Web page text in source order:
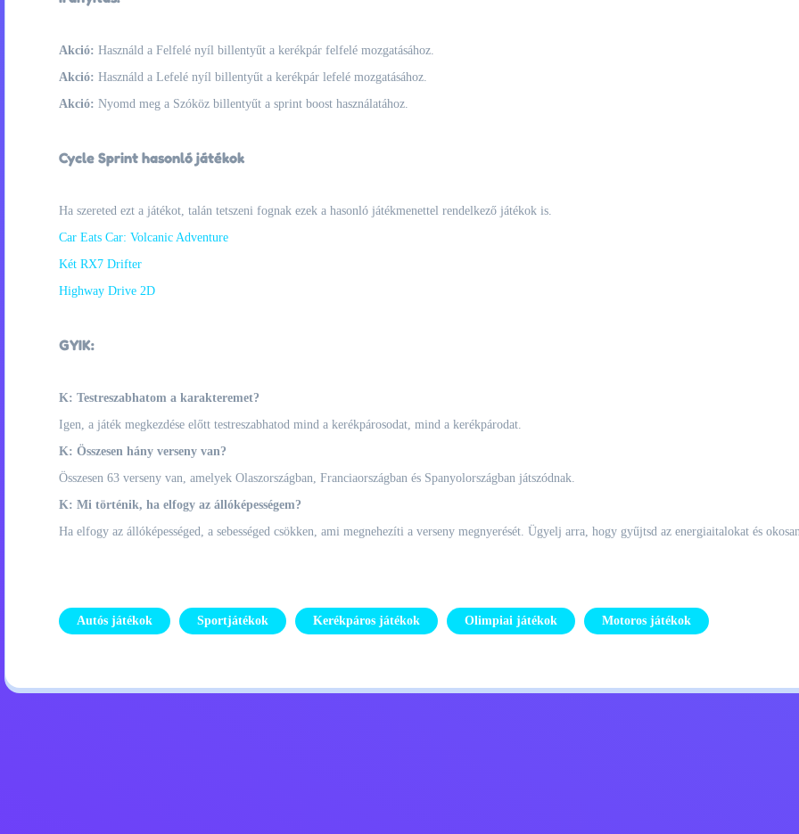
Akció: Használd a Felfelé nyíl billentyűt a kerékpár felfelé mozgatásához.
Akció: Használd a Lefelé nyíl billentyűt a kerékpár lefelé mozgatásához.
Akció: Nyomd meg a Szóköz billentyűt a sprint boost használatához.
Cycle Sprint hasonló játékok
Ha szereted ezt a játékot, talán tetszeni fognak ezek a hasonló játékmenettel rendelkező játékok is.
Car Eats Car: Volcanic Adventure
Két RX7 Drifter
Highway Drive 2D
GYIK:
K: Testreszabhatom a karakteremet?
Igen, a játék megkezdése előtt testreszabhatod mind a kerékpárosodat, mind a kerékpárodat.
K: Összesen hány verseny van?
Összesen 63 verseny van, amelyek Olaszországban, Franciaországban és Spanyolországban játszódnak.
K: Mi történik, ha elfogy az állóképességem?
Ha elfogy az állóképességed, a sebességed csökken, ami megnehezíti a verseny megnyerését. Ügyelj arra, hogy gyűjtsd az energiaitalokat és
Autós játékok Sportjátékok Kerékpáros játékok Olimpiai játékok Motoros játékok